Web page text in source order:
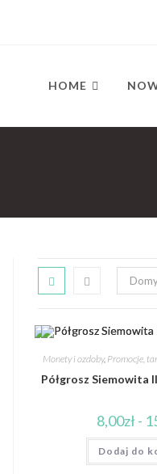
HOME
Monety i ozdoby, Promocje,
Półgrosz Siemowita
8,00zł-
Dodaj do